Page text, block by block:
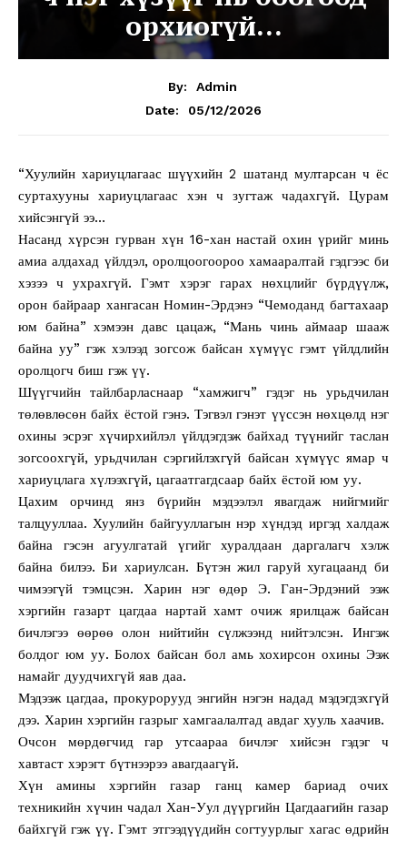
орхиогүй…
By:
Admin
Date:
05/12/2026
“Хуулийн хариуцлагаас шүүхийн 2 шатанд мултарсан ч ёс
суртахууны хариуцлагаас хэн ч зугтаж чадахгүй. Цурам
хийсэнгүй ээ…
Насанд хүрсэн гурван хүн 16-хан настай охин үрийг минь
амиа алдахад үйлдэл, оролцоогоороо хамааралтай гэдгээс би
хэзээ ч ухрахгүй. Гэмт хэрэг гарах нөхцлийг бүрдүүлж,
орон байраар хангасан Номин-Эрдэнэ “Чемоданд багтахаар
юм байна” хэмээн давс цацаж, “Мань чинь аймаар шааж
байна уу” гэж хэлээд зогсож байсан хүмүүс гэмт үйлдлийн
оролцогч биш гэж үү.
Шүүгчийн тайлбарласнаар “хамжигч” гэдэг нь урьдчилан
төлөвлөсөн байх ёстой гэнэ. Тэгвэл гэнэт үүссэн нөхцөлд нэг
охины эсрэг хүчирхийлэл үйлдэгдэж байхад түүнийг таслан
зогсоохгүй, урьдчилан сэргийлэхгүй байсан хүмүүс ямар ч
хариуцлага хүлээхгүй, цагаатгагдсаар байх ёстой юм уу.
Цахим орчинд янз бүрийн мэдээлэл явагдаж нийгмийг
талцууллаа. Хуулийн байгууллагын нэр хүндэд иргэд халдаж
байна гэсэн агуулгатай үгийг хуралдаан даргалагч хэлж
байна билээ. Би хариулсан. Бүтэн жил гаруй хугацаанд би
чимээгүй тэмцсэн. Харин нэг өдөр Э. Ган-Эрдэний ээж
хэргийн газарт цагдаа нартай хамт очиж ярилцаж байсан
бичлэгээ өөрөө олон нийтийн сүлжээнд нийтэлсэн. Ингэж
болдог юм уу. Болох байсан бол амь хохирсон охины Ээж
намайг дуудчихгүй яав даа.
Мэдээж цагдаа, прокурорууд энгийн нэгэн надад мэдэгдэхгүй
дээ. Харин хэргийн газрыг хамгаалалтад авдаг хууль хаачив.
Очсон мөрдөгчид гар утсаараа бичлэг хийсэн гэдэг ч
хавтаст хэрэгт бүтнээрээ авагдаагүй.
Хүн амины хэргийн газар ганц камер бариад очих
техникийн хүчин чадал Хан-Уул дүүргийн Цагдаагийн газар
байхгүй гэж үү. Гэмт этгээдүүдийн согтуурлыг хагас өдрийн